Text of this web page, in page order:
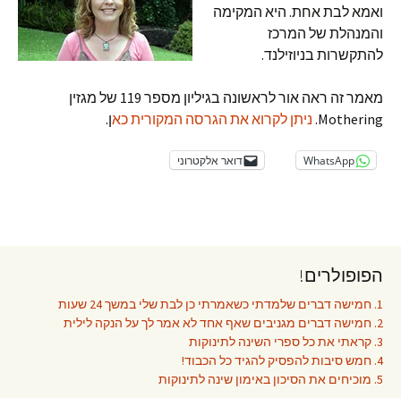
ואמא לבת אחת. היא המקימה
והמנהלת של המרכז
להתקשרות בניוזילנד.
מאמר זה ראה אור לראשונה בגיליון מספר 119 של מגזין
Mothering. ניתן לקרוא את הגרסה המקורית כאן.
WhatsApp דואר אלקטרוני
הפופולרים!
1. חמישה דברים שלמדתי כשאמרתי כן לבת שלי במשך 24 שעות
2. חמישה דברים מגניבים שאף אחד לא אמר לך על הנקה לילית
3. קראתי את כל ספרי השינה לתינוקות
4. חמש סיבות להפסיק להגיד כל הכבוד!
5. מוכיחים את הסיכון באימון שינה לתינוקות